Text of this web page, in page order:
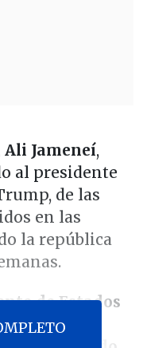
Jameneí,
al presidente
de las
en las
la república
de Estados
los